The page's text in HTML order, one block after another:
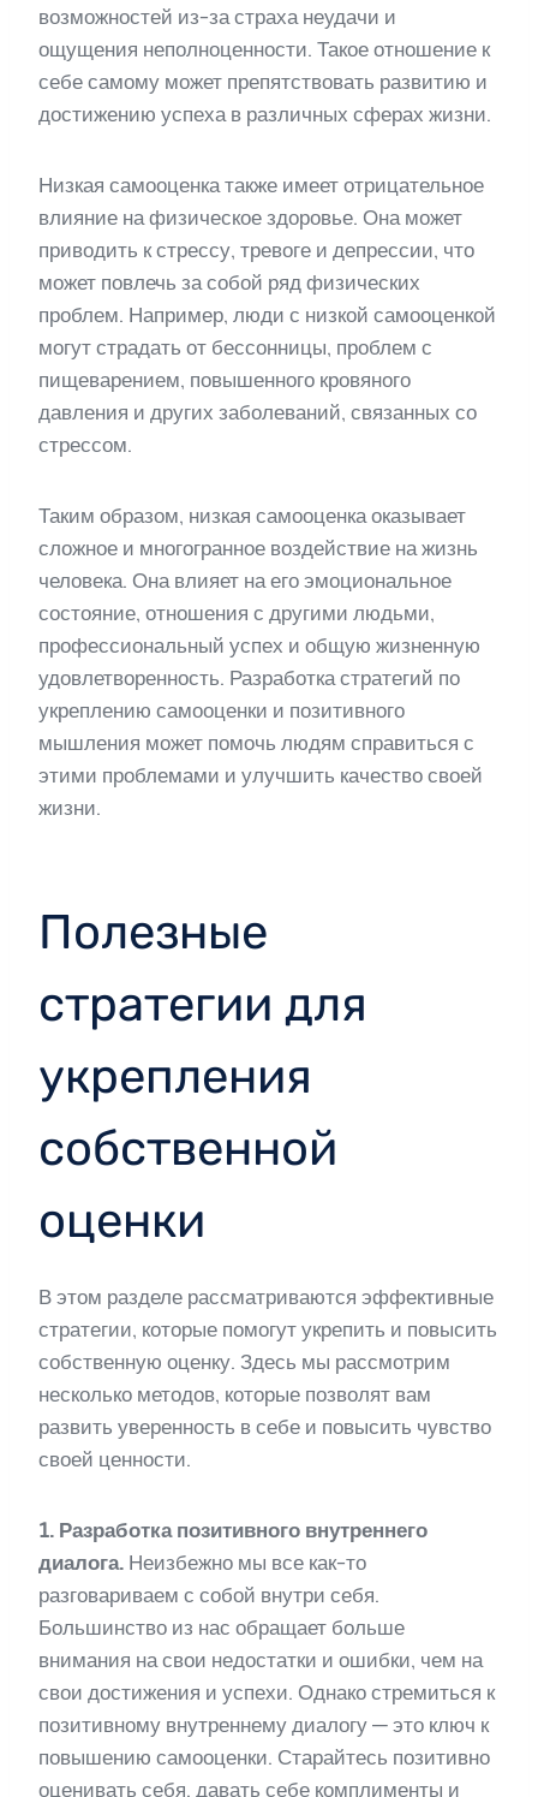
возможностей из-за страха неудачи и
ощущения неполноценности. Такое отношение к
себе самому может препятствовать развитию и
достижению успеха в различных сферах жизни.
Низкая самооценка также имеет отрицательное
влияние на физическое здоровье. Она может
приводить к стрессу, тревоге и депрессии, что
может повлечь за собой ряд физических
проблем. Например, люди с низкой самооценкой
могут страдать от бессонницы, проблем с
пищеварением, повышенного кровяного
давления и других заболеваний, связанных со
стрессом.
Таким образом, низкая самооценка оказывает
сложное и многогранное воздействие на жизнь
человека. Она влияет на его эмоциональное
состояние, отношения с другими людьми,
профессиональный успех и общую жизненную
удовлетворенность. Разработка стратегий по
укреплению самооценки и позитивного
мышления может помочь людям справиться с
этими проблемами и улучшить качество своей
жизни.
Полезные
стратегии для
укрепления
собственной
оценки
В этом разделе рассматриваются эффективные
стратегии, которые помогут укрепить и повысить
собственную оценку. Здесь мы рассмотрим
несколько методов, которые позволят вам
развить уверенность в себе и повысить чувство
своей ценности.
1. Разработка позитивного внутреннего
диалога. Неизбежно мы все как-то
разговариваем с собой внутри себя.
Большинство из нас обращает больше
внимания на свои недостатки и ошибки, чем на
свои достижения и успехи. Однако стремиться к
позитивному внутреннему диалогу — это ключ к
повышению самооценки. Старайтесь позитивно
оценивать себя, давать себе комплименты и